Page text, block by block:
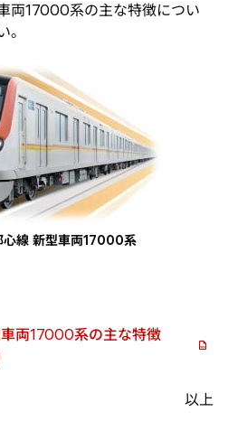
両17000系の主な特徴につい
心線 新型車両17000系
両17000系の主な特徴
以上